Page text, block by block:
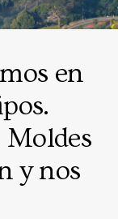
en
Moldes
y nos